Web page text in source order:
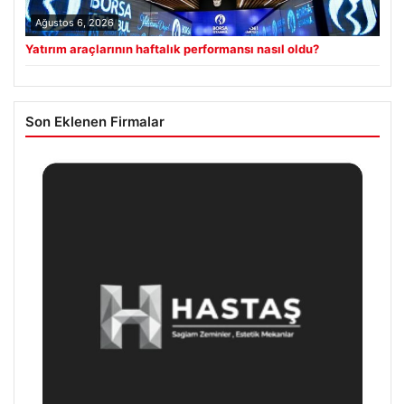
Ağustos 6, 2026
Yatırım araçlarının haftalık performansı nasıl oldu?
Son Eklenen Firmalar